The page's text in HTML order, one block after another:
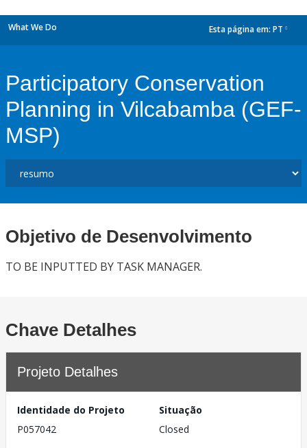
What We Do Esta página em: PT
Participatory Conservation
Planning in Vilcabamba (GEF-
MSP)
Objetivo de Desenvolvimento
TO BE INPUTTED BY TASK MANAGER.
Chave Detalhes
Projeto Detalhes
Identidade do Projeto
P057042
Situação
Closed